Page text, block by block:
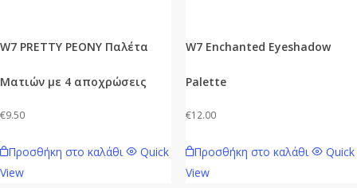
W7 PRETTY PEONY Παλέτα
Ματιών με 4 αποχρώσεις
€9.50
Προσθήκη στο καλάθι
Quick
View
W7 Enchanted Eyeshadow
Palette
€12.00
Προσθήκη στο καλάθι
Quick
View